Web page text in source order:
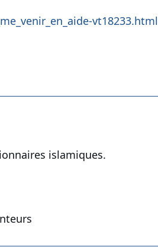
vt18233.html
islamiques.